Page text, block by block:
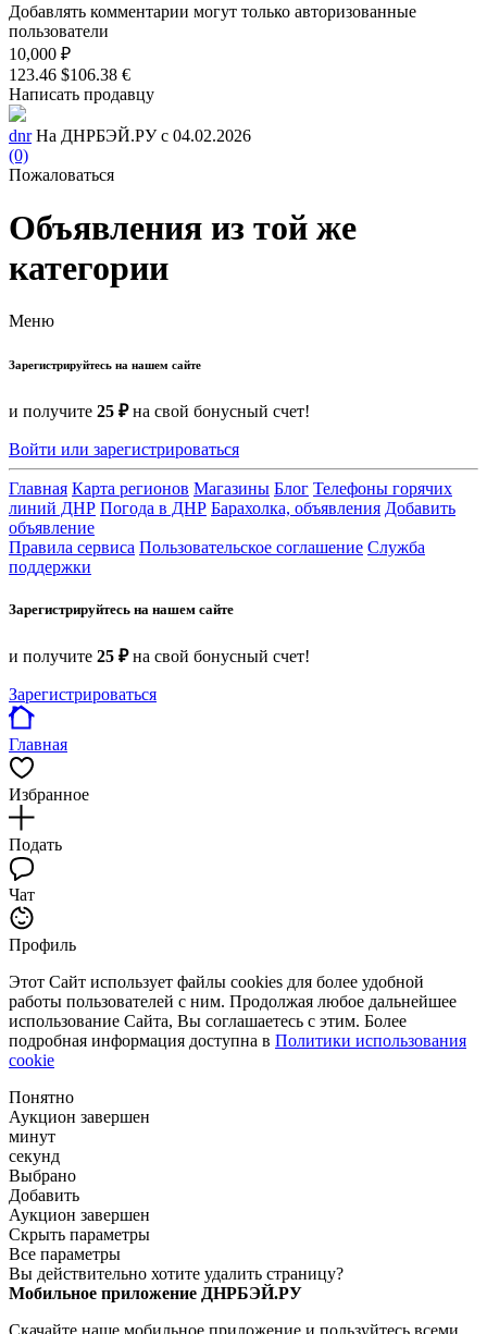
Добавлять комментарии могут только авторизованные
пользователи
10,000 ₽
123.46 $106.38 €
Написать продавцу
dnr На ДНРБЭЙ.РУ с 04.02.2026
(0)
Пожаловаться
Объявления из той же
категории
Меню
Зарегистрируйтесь на нашем сайте
и получите 25 ₽на свой бонусный счет!
Войти или зарегистрироваться
Главная Карта регионов Магазины Блог Телефоны горячих
линий ДНР Погода в ДНР Барахолка, объявления Добавить
объявление
Правила сервиса Пользовательское соглашение Служба
поддержки
Зарегистрируйтесь на нашем сайте
и получите 25 ₽на свой бонусный счет!
Зарегистрироваться
Главная
Избранное
Подать
Чат
Профиль
Этот Сайт использует файлы cookies для более удобной
работы пользователей с ним. Продолжая любое дальнейшее
использование Сайта, Вы соглашаетесь с этим. Более
подробная информация доступна в Политики использования
cookie
Понятно
Аукцион завершен
минут
секунд
Выбрано
Добавить
Аукцион завершен
Скрыть параметры
Все параметры
Вы действительно хотите удалить страницу?
Мобильное приложение ДНРБЭЙ.РУ
Скачайте наше мобильное приложение и пользуйтесь всеми